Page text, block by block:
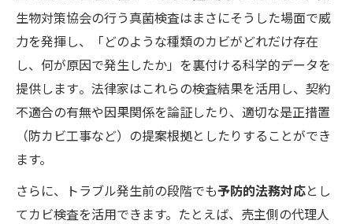
生物対策協会の行う真菌検査はまさにそうした場面で威
力を発揮し、「どのような種類のカビがどれだけ存在
し、何が原因で発生したか」を裏付ける科学的データを
提供します​。法律家はこれらの検査結果を活用し、契約
不適合の有無や因果関係を論証したり、適切な是正措置
（防カビ工事など）の提案根拠としたりすることができ
ます。
さらに、トラブル発生前の段階でも予防的法務対応とし
てカビ検査を活用できます。たとえば、売主側の代理人